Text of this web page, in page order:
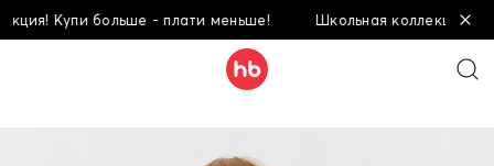
Купи больше - плати меньше! Школьная коллекция! Купи